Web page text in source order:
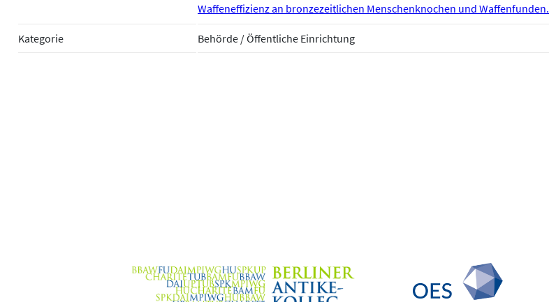
Waffeneffizienz an bronzezeitlichen Menschenknochen und Waffenfunden.
Kategorie Behörde / Öffentliche Einrichtung